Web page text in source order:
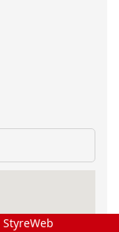
StyreWeb